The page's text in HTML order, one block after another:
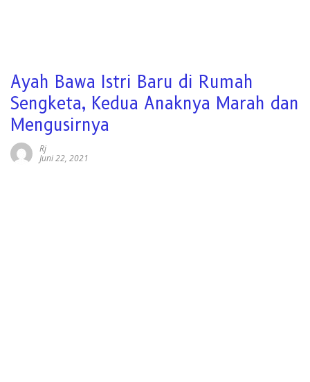
Ayah Bawa Istri Baru di Rumah
Sengketa, Kedua Anaknya Marah dan
Mengusirnya
Rj
Juni 22, 2021